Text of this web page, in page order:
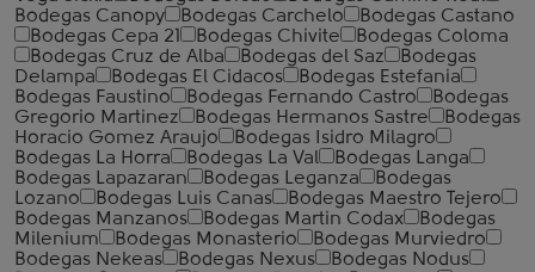
Bodegas Canopy
Bodegas Carchelo
Bodegas Castano
Bodegas Cepa 21
Bodegas Chivite
Bodegas Coloma
Bodegas Cruz de Alba
Bodegas del Saz
Bodegas
Delampa
Bodegas El Cidacos
Bodegas Estefania
Bodegas Faustino
Bodegas Fernando Castro
Bodegas
Gregorio Martinez
Bodegas Hermanos Sastre
Bodegas
Horacio Gomez Araujo
Bodegas Isidro Milagro
Bodegas La Horra
Bodegas La Val
Bodegas Langa
Bodegas Lapazaran
Bodegas Leganza
Bodegas
Lozano
Bodegas Luis Canas
Bodegas Maestro Tejero
Bodegas Manzanos
Bodegas Martin Codax
Bodegas
Milenium
Bodegas Monasterio
Bodegas Murviedro
Bodegas Nekeas
Bodegas Nexus
Bodegas Nodus